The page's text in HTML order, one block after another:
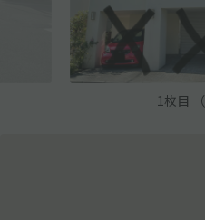
1 枚目 （